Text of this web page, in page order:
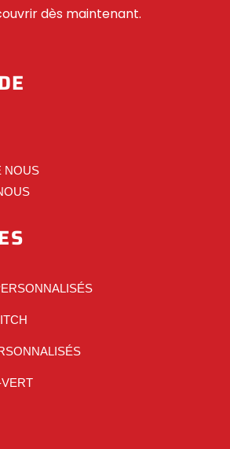
dès maintenant.
NOUS